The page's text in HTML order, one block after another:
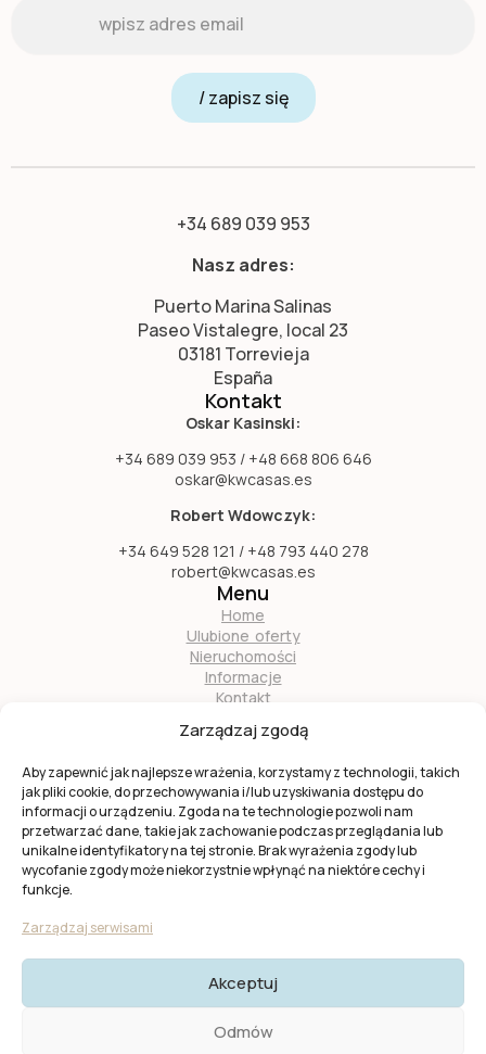
Zarządzaj zgodą
Aby zapewnić jak najlepsze wrażenia, korzystamy z technologii, takich
jak pliki cookie, do przechowywania i/lub uzyskiwania dostępu do
informacji o urządzeniu. Zgoda na te technologie pozwoli nam
przetwarzać dane, takie jak zachowanie podczas przeglądania lub
unikalne identyfikatory na tej stronie. Brak wyrażenia zgody lub
wycofanie zgody może niekorzystnie wpłynąć na niektóre cechy i
funkcje.
Zarządzaj serwisami
Akceptuj
Odmów
/ zapisz się
+34 689 039 953
Nasz adres:
Puerto Marina Salinas
Paseo Vistalegre, local 23
03181 Torrevieja
España
Kontakt
Oskar Kasinski:
+34 689 039 953 / +48 668 806 646
oskar@kwcasas.es
Robert Wdowczyk:
+34 649 528 121 / +48 793 440 278
robert@kwcasas.es
Menu
Home
Ulubione oferty
Nieruchomości
Informacje
Kontakt
Zostań naszym partnerem
Ta strona jest chroniona przez
Prywatności I Cookies